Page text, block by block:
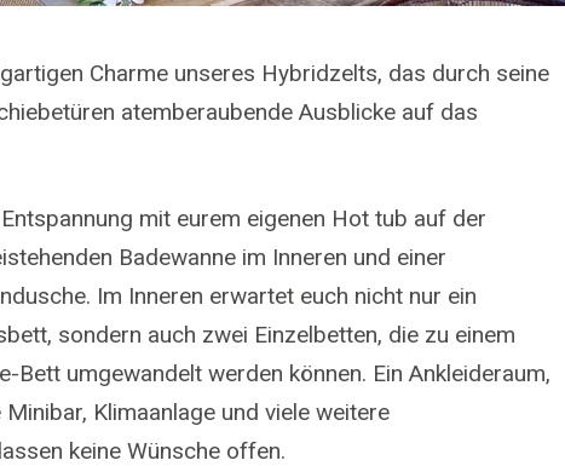
Charme unseres Hybridzelts, das durch seine
atemberaubende Ausblicke auf das
mit eurem eigenen Hot tub auf der
Badewanne im Inneren und einer
Im Inneren erwartet euch nicht nur ein
sondern auch zwei Einzelbetten, die zu einem
Bett umgewandelt werden können. Ein Ankleideraum,
Klimaanlage und viele weitere
keine Wünsche offen.